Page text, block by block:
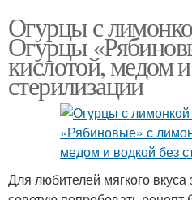
Огурцы с
Огурцы
кислотой, медом
стерилизации
Для любителей мягкого вкуса